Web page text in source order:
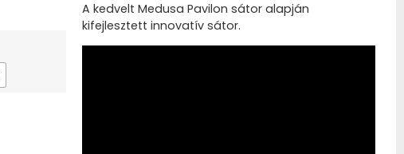
A kedvelt Medusa Pavilon sátor alapján
kifejlesztett innovatív sátor.